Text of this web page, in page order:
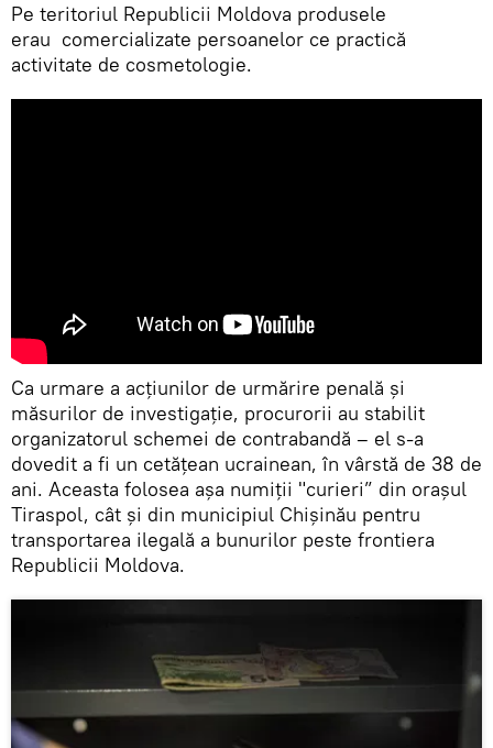
Pe teritoriul Republicii Moldova produsele
erau comercializate persoanelor ce practică
activitate de cosmetologie.
Ca urmare a acțiunilor de urmărire penală și
măsurilor de investigație, procurorii au stabilit
organizatorul schemei de contrabandă – el s-a
dovedit a fi un cetățean ucrainean, în vârstă de 38 de
ani. Aceasta folosea așa numiții "curieri” din orașul
Tiraspol, cât și din municipiul Chișinău pentru
transportarea ilegală a bunurilor peste frontiera
Republicii Moldova.